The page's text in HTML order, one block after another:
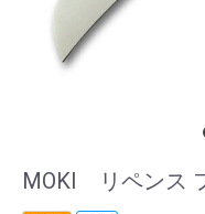
MOKI リペンス